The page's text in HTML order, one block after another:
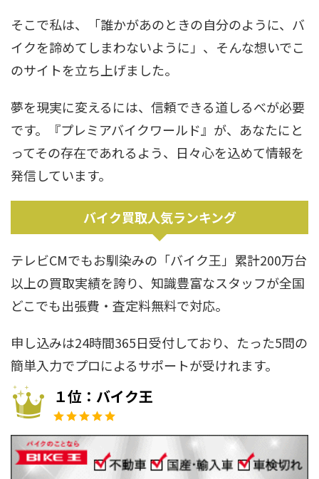
そこで私は、「誰かがあのときの自分のように、バ
イクを諦めてしまわないように」、そんな想いでこ
のサイトを立ち上げました。
夢を現実に変えるには、信頼できる道しるべが必要
です。『プレミアバイクワールド』が、あなたにと
ってその存在であれるよう、日々心を込めて情報を
発信しています。
バイク買取人気ランキング
テレビCMでもお馴染みの「バイク王」累計200万台
以上の買取実績を誇り、知識豊富なスタッフが全国
どこでも出張費・査定料無料で対応。
申し込みは24時間365日受付しており、たった5問の
簡単入力でプロによるサポートが受けれます。
１位：バイク王